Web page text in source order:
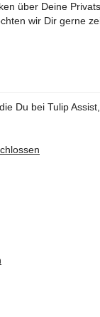
über Deine
wir Dir gerne
Du bei Tulip